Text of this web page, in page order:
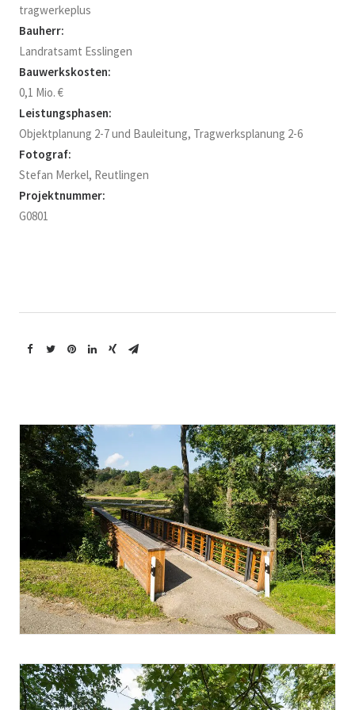
tragwerkeplus
Bauherr:
Landratsamt Esslingen
Bauwerkskosten:
0,1 Mio. €
Leistungsphasen:
Objektplanung 2-7 und Bauleitung, Tragwerksplanung 2-6
Fotograf:
Stefan Merkel, Reutlingen
Projektnummer:
G0801